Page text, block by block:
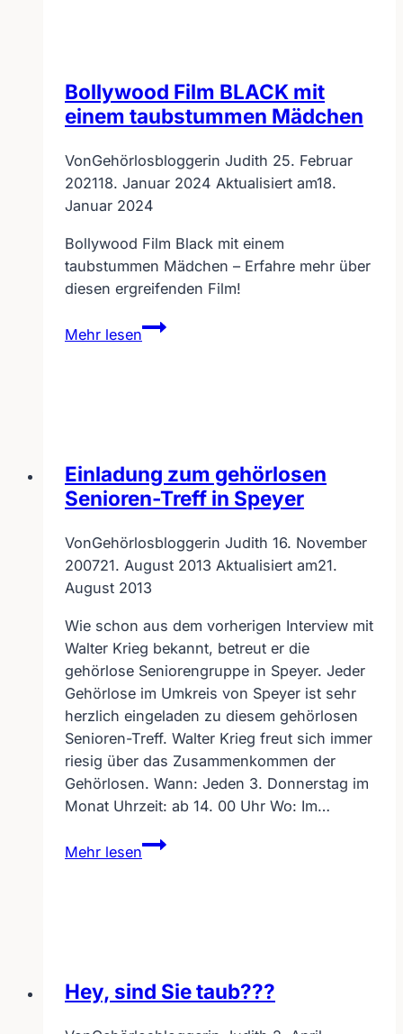
Bollywood Film BLACK mit
einem taubstummen Mädchen
VonGehörlosbloggerin Judith 25. Februar
202118. Januar 2024 Aktualisiert am18.
Januar 2024
Bollywood Film Black mit einem
taubstummen Mädchen – Erfahre mehr über
diesen ergreifenden Film!
Mehr lesen
Bollywood
Film
Einladung zum gehörlosen
Senioren-Treff in Speyer
VonGehörlosbloggerin Judith 16. November
200721. August 2013 Aktualisiert am21.
August 2013
Wie schon aus dem vorherigen Interview mit
Walter Krieg bekannt, betreut er die
gehörlose Seniorengruppe in Speyer. Jeder
Gehörlose im Umkreis von Speyer ist sehr
herzlich eingeladen zu diesem gehörlosen
Senioren-Treff. Walter Krieg freut sich immer
riesig über das Zusammenkommen der
Gehörlosen. Wann: Jeden 3. Donnerstag im
Monat Uhrzeit: ab 14. 00 Uhr Wo: Im…
Mehr lesen
Einladung
zum
Hey, sind Sie taub???